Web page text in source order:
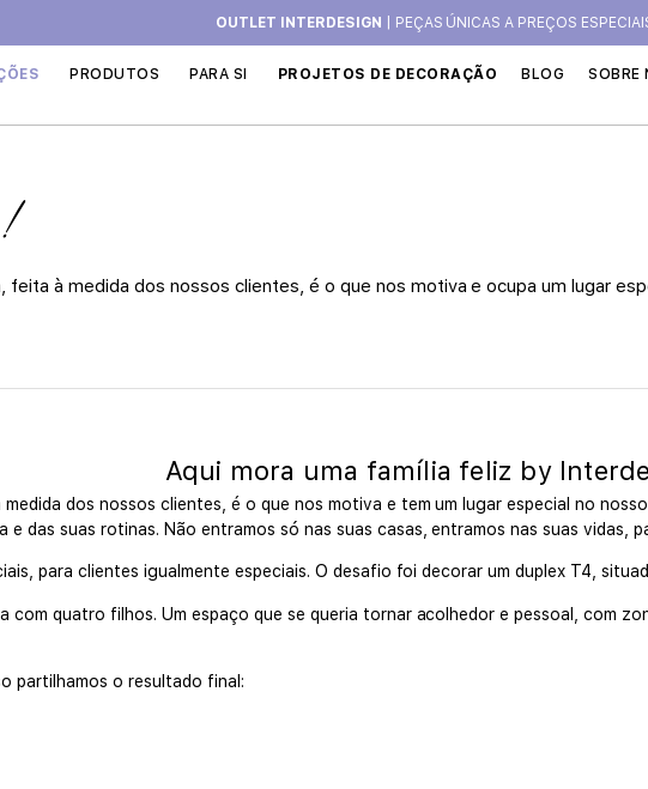
OUTLET INTERDESIGN | PEÇAS ÚNICAS A PREÇOS
PRODUTOS PARA SI PROJETOS DE DECORAÇÃO BLOG SOBRE
feita à medida dos nossos clientes, é o que nos motiva e ocupa um lugar
Aqui mora uma família feliz by
dos nossos clientes, é o que nos motiva e tem um lugar especial no
das suas rotinas. Não entramos só nas suas casas, entramos nas suas vidas,
para clientes igualmente especiais. O desafio foi decorar um duplex T4,
com quatro filhos. Um espaço que se queria tornar acolhedor e pessoal, com
partilhamos o resultado final: